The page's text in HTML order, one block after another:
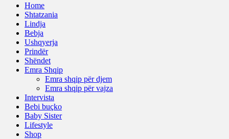
Home
Shtatzania
Lindja
Bebja
Ushqyerja
Prindër
Shëndet
Emra Shqip
Emra shqip për djem
Emra shqip për vajza
Intervista
Bebi buçko
Baby Sister
Lifestyle
Shop